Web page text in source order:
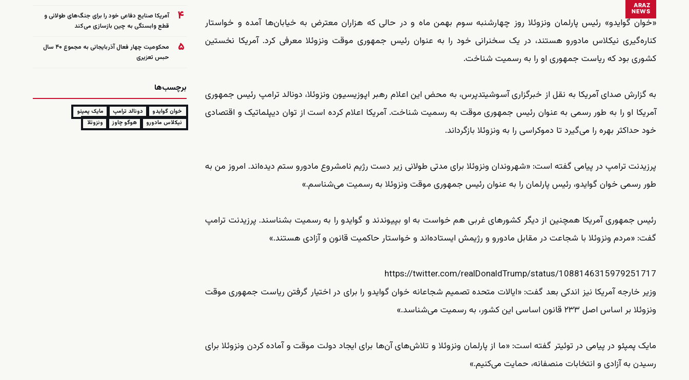
ARAZ
NEWS
«خوان گوایدو» رئیس پارلمان ونزوئلا روز چهارشنبه سوم بهمن ماه و در حالی که هزاران معترض به خیابان‌ها آمده و خواستار
کناره‌گیری نیکلاس مادورو هستند، در یک سخنرانی خود را به عنوان رئیس جمهوری موقت ونزوئلا معرفی کرد. آمریکا نخستین
کشوری بود که ریاست جمهوری او را به رسمیت شناخت.
به گزارش صدای آمریکا به نقل از خبرگزاری آسوشیتدپرس، به محض این اعلام رهبر اپوزیسیون ونزوئلا، دونالد ترامپ رئیس جمهوری
آمریکا او را به طور رسمی به عنوان رئیس جمهوری موقت به رسمیت شناخت. آمریکا اعلام کرده است از توان دیپلماتیک و اقتصادی
خود حداکثر بهره را می‌گیرد تا دموکراسی را به ونزوئلا بازگرداند.
پرزیدنت ترامپ در پیامی گفته است: «شهروندان ونزوئلا برای مدتی طولانی زیر دست رژیم نامشروع مادورو ستم دیده‌اند. امروز من به
طور رسمی خوان گوایدو، رئیس پارلمان را به عنوان رئیس جمهوری موقت ونزوئلا به رسمیت می‌شناسم.»
رئیس جمهوری آمریکا همچنین از دیگر کشورهای غربی هم خواست به او بپیوندند و گوایدو را به رسمیت بشناسند. پرزیدنت ترامپ
گفت: «مردم ونزوئلا با شجاعت در مقابل مادورو و رژیمش ایستاده‌اند و خواستار حاکمیت قانون و آزادی هستند.»
https://twitter.com/realDonaldTrump/status/1088146315979251717
وزیر خارجه آمریکا نیز اندکی بعد گفت: «ایالات متحده تصمیم شجاعانه خوان گوایدو را برای در اختیار گرفتن ریاست جمهوری موقت
ونزوئلا بر اساس اصل ۲۳۳ قانون اساسی این کشور، به رسمیت می‌شناسد.»
مایک پمپئو در پیامی در توئیتر گفته است: «ما از پارلمان ونزوئلا و تلاش‌های آن‌ها برای ایجاد دولت موقت و آماده کردن ونزوئلا برای
رسیدن به آزادی و انتخابات منصفانه، حمایت می‌کنیم.»
۴
آمریکا صنایع دفاعی خود را برای جنگ‌های طولانی و
قطع وابستگی به چین بازسازی می‌کند
۵
محکومیت چهار فعال آذربایجانی به مجموع ۴۰ سال
حبس تعزیری
برچسب‌ها
خوان گوایدو دونالد ترامپ
مایک پمپئو
نیکلاس مادورو
هوگو چاوز ونزوئلا